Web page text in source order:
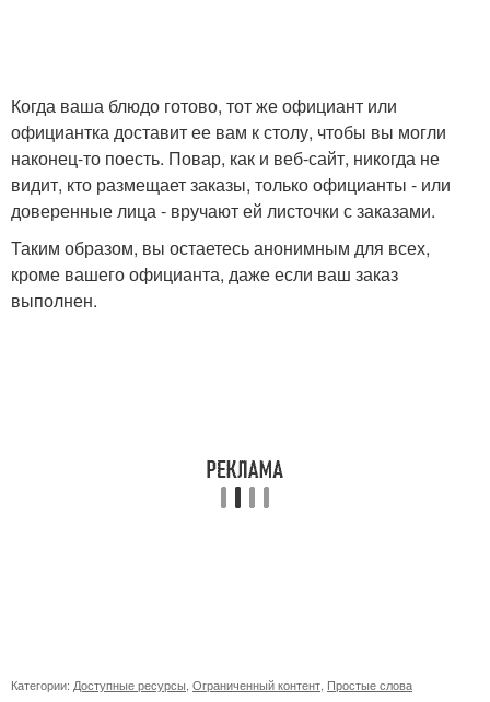
Когда ваша блюдо готово, тот же официант или
официантка доставит ее вам к столу, чтобы вы могли
наконец-то поесть. Повар, как и веб-сайт, никогда не
видит, кто размещает заказы, только официанты - или
доверенные лица - вручают ей листочки с заказами.
Таким образом, вы остаетесь анонимным для всех,
кроме вашего официанта, даже если ваш заказ
выполнен.
Категории: Доступные ресурсы Ограниченный контент Простые слова